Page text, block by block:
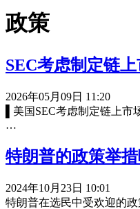
政策
SEC考虑制定链
2026年05月09日 11:20
▌美国SEC考虑制定链上
…
特朗普的政策举
2024年10月23日 10:01
特朗普在选民中受欢迎的